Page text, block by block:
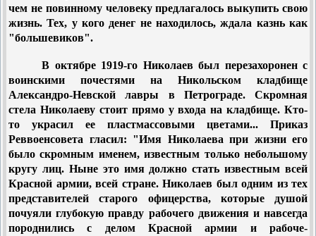
чем не повинному человеку предлагалось выкупить свою
жизнь. Тех, у кого денег не находилось, ждала казнь как
"большевиков".
В октябре 1919-го Николаев был перезахоронен с
воинскими почестями на Никольском кладбище
Александро-Невской лавры в Петрограде. Скромная
стела Николаеву стоит прямо у входа на кладбище. Кто-
то украсил ее пластмассовыми цветами... Приказ
Реввоенсовета гласил: "Имя Николаева при жизни его
было скромным именем, известным только небольшому
кругу лиц. Ныне это имя должно стать известным всей
Красной армии, всей стране. Николаев был одним из тех
представителей старого офицерства, которые душой
почуяли глубокую правду рабочего движения и навсегда
породнились с делом Красной армии и рабоче-